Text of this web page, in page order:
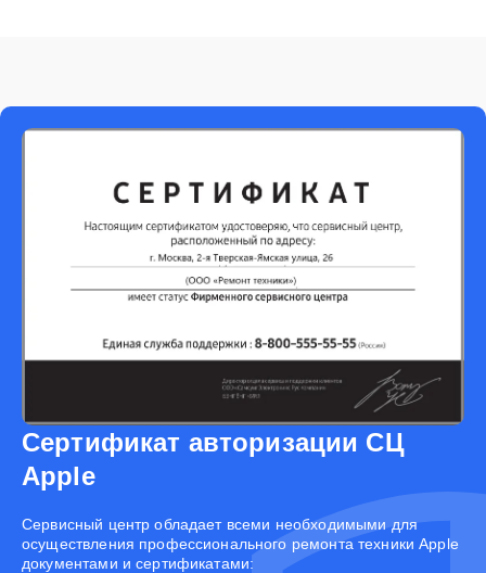
Сертификат авторизации СЦ
Apple
Cервисный центр обладает всеми необходимыми для
осуществления профессионального ремонта техники Apple
документами и сертификатами: